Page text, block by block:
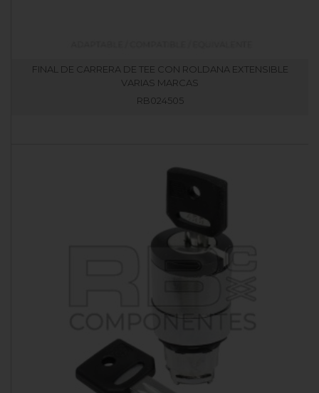
FINAL DE CARRERA DE TEE CON ROLDANA EXTENSIBLE
VARIAS MARCAS
RB024505